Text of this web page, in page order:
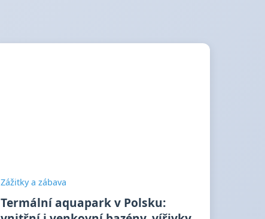
Zážitky a zábava
Termální aquapark v Polsku: